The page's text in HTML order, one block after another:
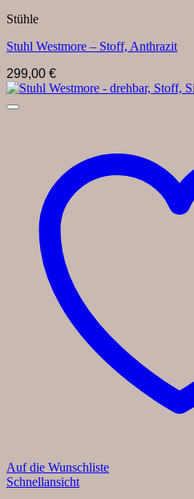
Stühle
Stuhl Westmore – Stoff, Anthrazit
299,00 €
Auf die Wunschliste
Schnellansicht